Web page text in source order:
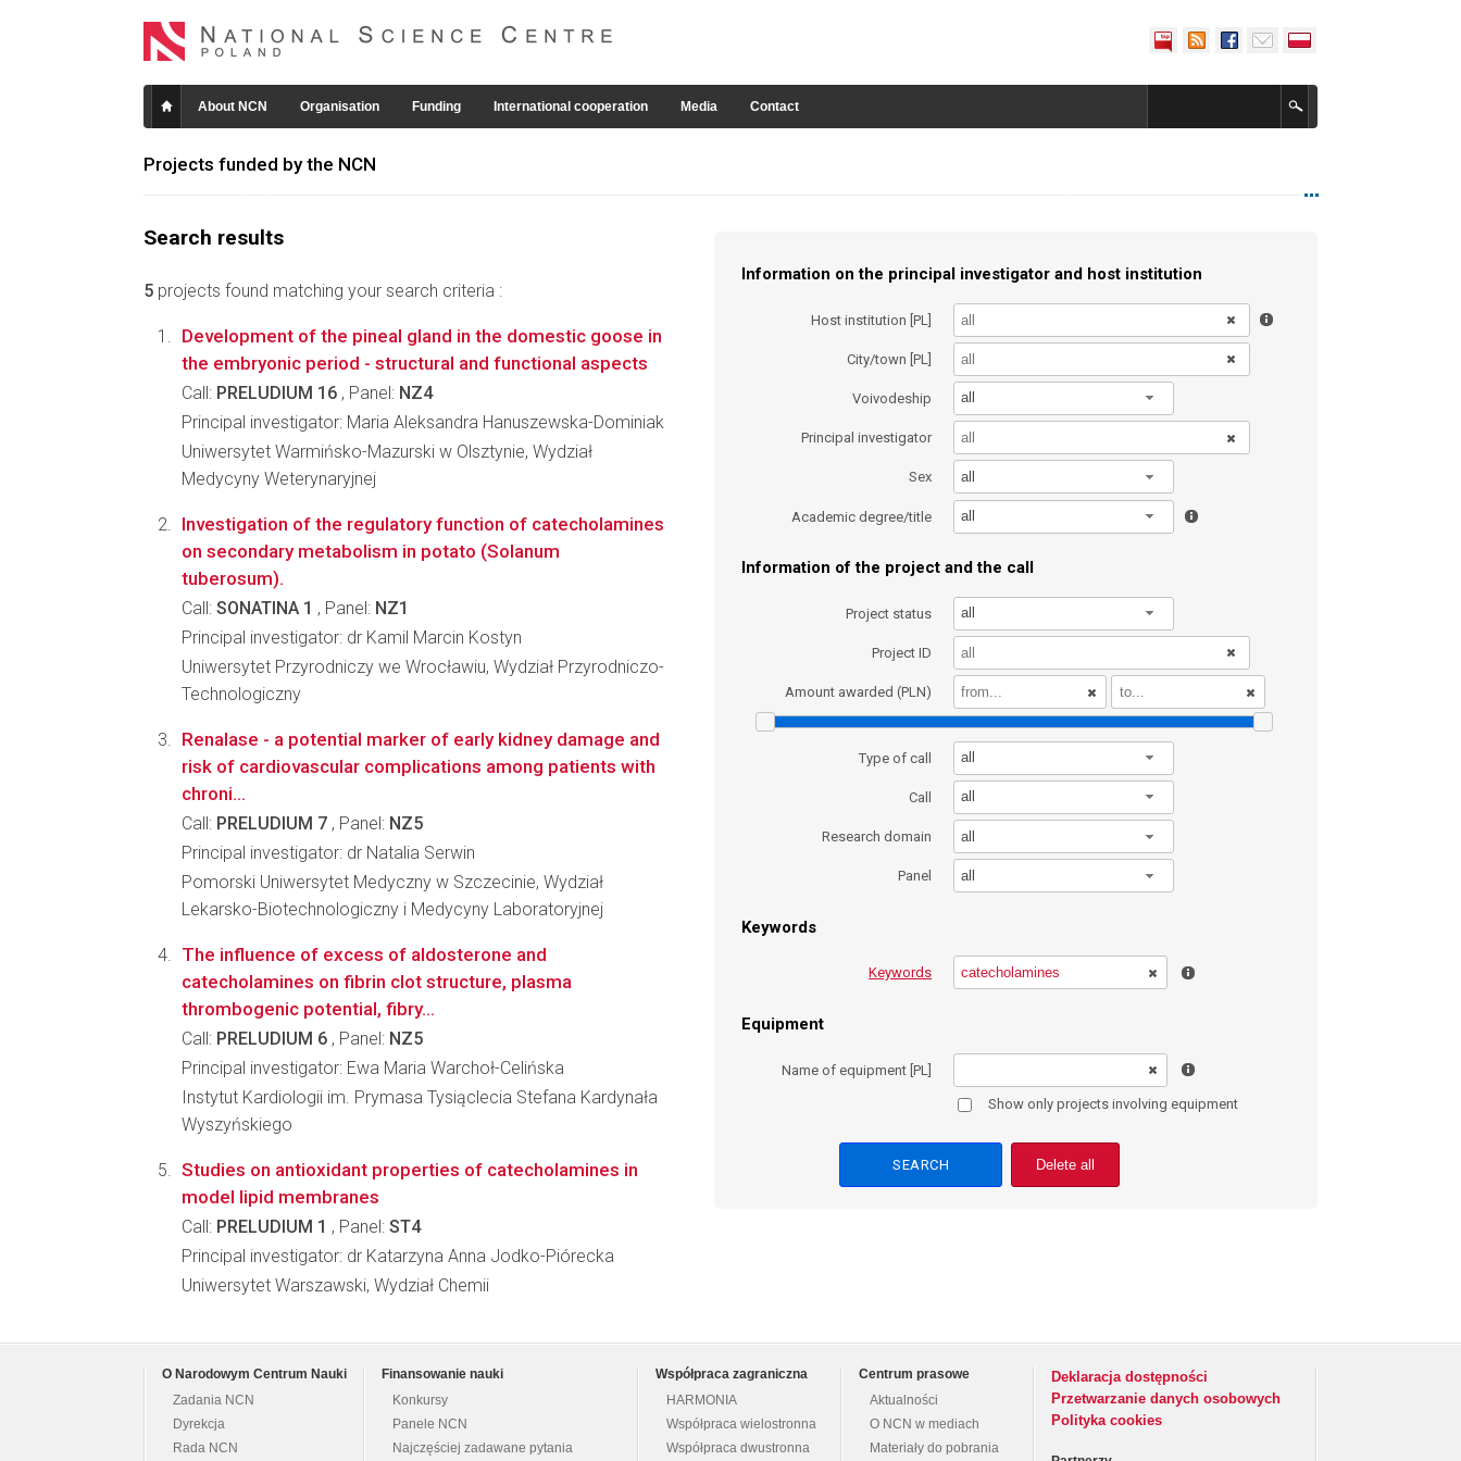
About NCN Organisation Funding International cooperation Media Contact
Projects funded by the NCN
Search results
5 projects found matching your search criteria :
Information on the principal investigator and host institution
Host institution [PL]
City/town [PL]
Voivodeship all
Principal investigator
Sex all
Academic degree/title all
Information of the project and the call
Project status all
Project ID
Amount awarded (PLN)
Type of call all
Call all
Research domain all
Panel all
Keywords
Keywords
Equipment
Name of equipment [PL]
Show only projects involving equipment
Delete all
Development of the pineal gland in the domestic goose in
the embryonic period - structural and functional aspects
Call: PRELUDIUM 16 , Panel: NZ4
Principal investigator: Maria Aleksandra Hanuszewska-Dominiak
Uniwersytet Warmińsko-Mazurski w Olsztynie, Wydział
Medycyny Weterynaryjnej
Investigation of the regulatory function of catecholamines
on secondary metabolism in potato (Solanum
tuberosum).
Call: SONATINA 1 , Panel: NZ1
Principal investigator: dr Kamil Marcin Kostyn
Uniwersytet Przyrodniczy we Wrocławiu, Wydział Przyrodniczo-
Technologiczny
Renalase - a potential marker of early kidney damage and
risk of cardiovascular complications among patients with
chroni...
Call: PRELUDIUM 7 , Panel: NZ5
Principal investigator: dr Natalia Serwin
Pomorski Uniwersytet Medyczny w Szczecinie, Wydział
Lekarsko-Biotechnologiczny i Medycyny Laboratoryjnej
The influence of excess of aldosterone and
catecholamines on fibrin clot structure, plasma
thrombogenic potential, fibry...
Call: PRELUDIUM 6 , Panel: NZ5
Principal investigator: Ewa Maria Warchoł-Celińska
Instytut Kardiologii im. Prymasa Tysiąclecia Stefana Kardynała
Wyszyńskiego
Studies on antioxidant properties of catecholamines in
model lipid membranes
Call: PRELUDIUM 1 , Panel: ST4
Principal investigator: dr Katarzyna Anna Jodko-Piórecka
Uniwersytet Warszawski, Wydział Chemii
O Narodowym Centrum Nauki
Zadania NCN
Dyrekcja
Rada NCN
Finansowanie nauki
Konkursy
Panele NCN
Najczęściej zadawane pytania
Współpraca zagraniczna
HARMONIA
Współpraca wielostronna
Współpraca dwustronna
Centrum prasowe
Aktualności
O NCN w mediach
Materiały do pobrania
Deklaracja dostępności
Przetwarzanie danych osobowych
Polityka cookies